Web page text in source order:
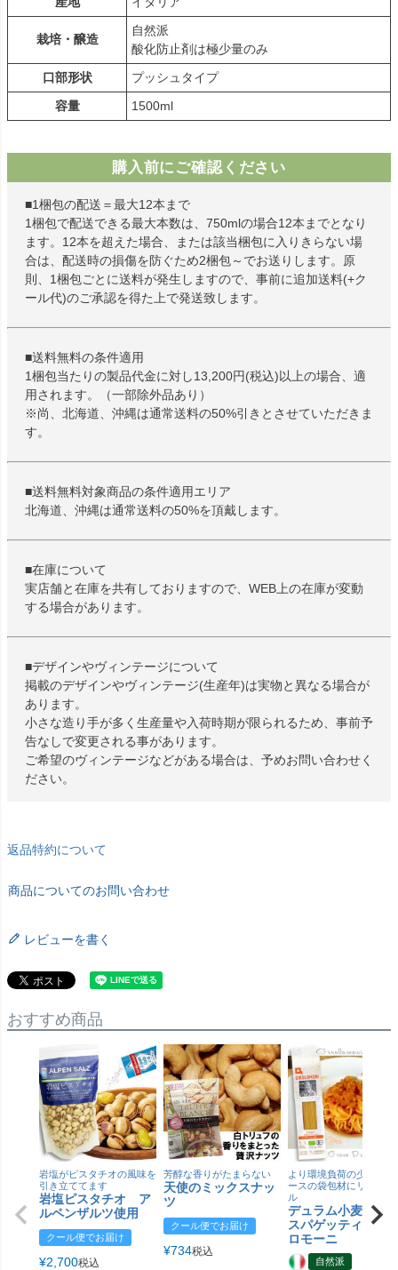
栽培・醸造
自然派
酸化防止剤は極少量のみ
口部形状
プッシュタイプ
容量
1500ml
購入前にご確認ください
■1梱包の配送＝最大12本まで
1梱包で配送できる最大本数は、750mlの場合12本までとなり
ます。12本を超えた場合、または該当梱包に入りきらない場
合は、配送時の損傷を防ぐため2梱包～でお送りします。原
則、1梱包ごとに送料が発生しますので、事前に追加送料(+ク
ール代)のご承認を得た上で発送致します。
■送料無料の条件適用
1梱包当たりの製品代金に対し13,200円(税込)以上の場合、適
用されます。（一部除外品あり）
※尚、北海道、沖縄は通常送料の50%引きとさせていただきま
す。
■送料無料対象商品の条件適用エリア
北海道、沖縄は通常送料の50%を頂戴します。
■在庫について
実店舗と在庫を共有しておりますので、WEB上の在庫が変動
する場合があります。
■デザインやヴィンテージについて
掲載のデザインやヴィンテージ(生産年)は実物と異なる場合が
あります。
小さな造り手が多く生産量や入荷時期が限られるため、事前予
告なしで変更される事があります。
ご希望のヴィンテージなどがある場合は、予めお問い合わせく
ださい。
返品特約について
商品についてのお問い合わせ
レビューを書く
おすすめ商品
岩塩がピスタチオの風味を
引き立ててます
岩塩ピスタチオ ア
ルペンザルツ使用
クール便でお届け
¥2,700税込
芳醇な香りがたまらない
天使のミックスナッ
ツ
クール便でお届け
¥734税込
より環境負荷の少ない紙
ースの袋包材にリニュー
ル
デュラム小麦 有
スパゲッティ／ジ
ロモーニ
自然派